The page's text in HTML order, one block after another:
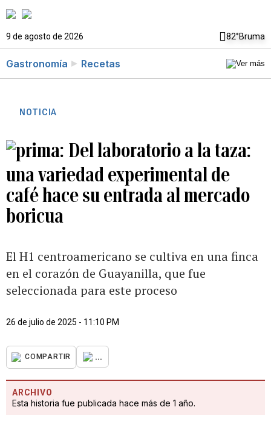
9 de agosto de 2026 82°Bruma
Gastronomía Recetas
NOTICIA
Del laboratorio a la taza:
una variedad experimental de
café hace su entrada al mercado
boricua
El H1 centroamericano se cultiva en una finca
en el corazón de Guayanilla, que fue
seleccionada para este proceso
26 de julio de 2025 - 11:10 PM
COMPARTIR ...
ARCHIVO
Esta historia fue publicada hace más de 1 año.